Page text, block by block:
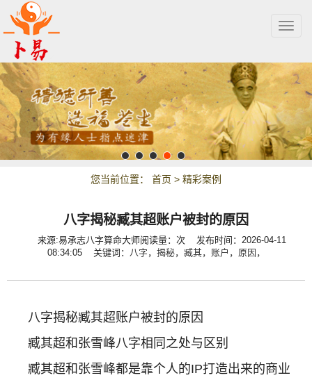
您当前位置： 首页 > 精彩案例
八字揭秘臧其超账户被封的原因
来源:易承志八字算命大师阅读量： 次 发布时间：2026-04-11
08:34:05 关键词： 八字， 揭秘， 臧其， 账户， 原因，
八字揭秘臧其超账户被封的原因
臧其超和张雪峰八字相同之处与区别
臧其超和张雪峰都是靠个人的IP打造出来的商业